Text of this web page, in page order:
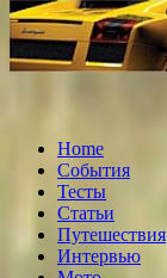
Home
События
Тесты
Статьи
Путешествия
Интервью